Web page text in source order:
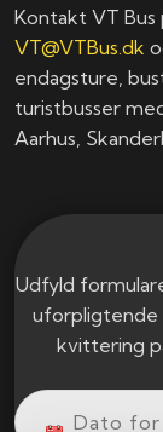
Kontakt VT
VT@VTBus.dk
endagsture,
turistbusser
Aarhus,
Udfyld
uforpligtende
kvittering